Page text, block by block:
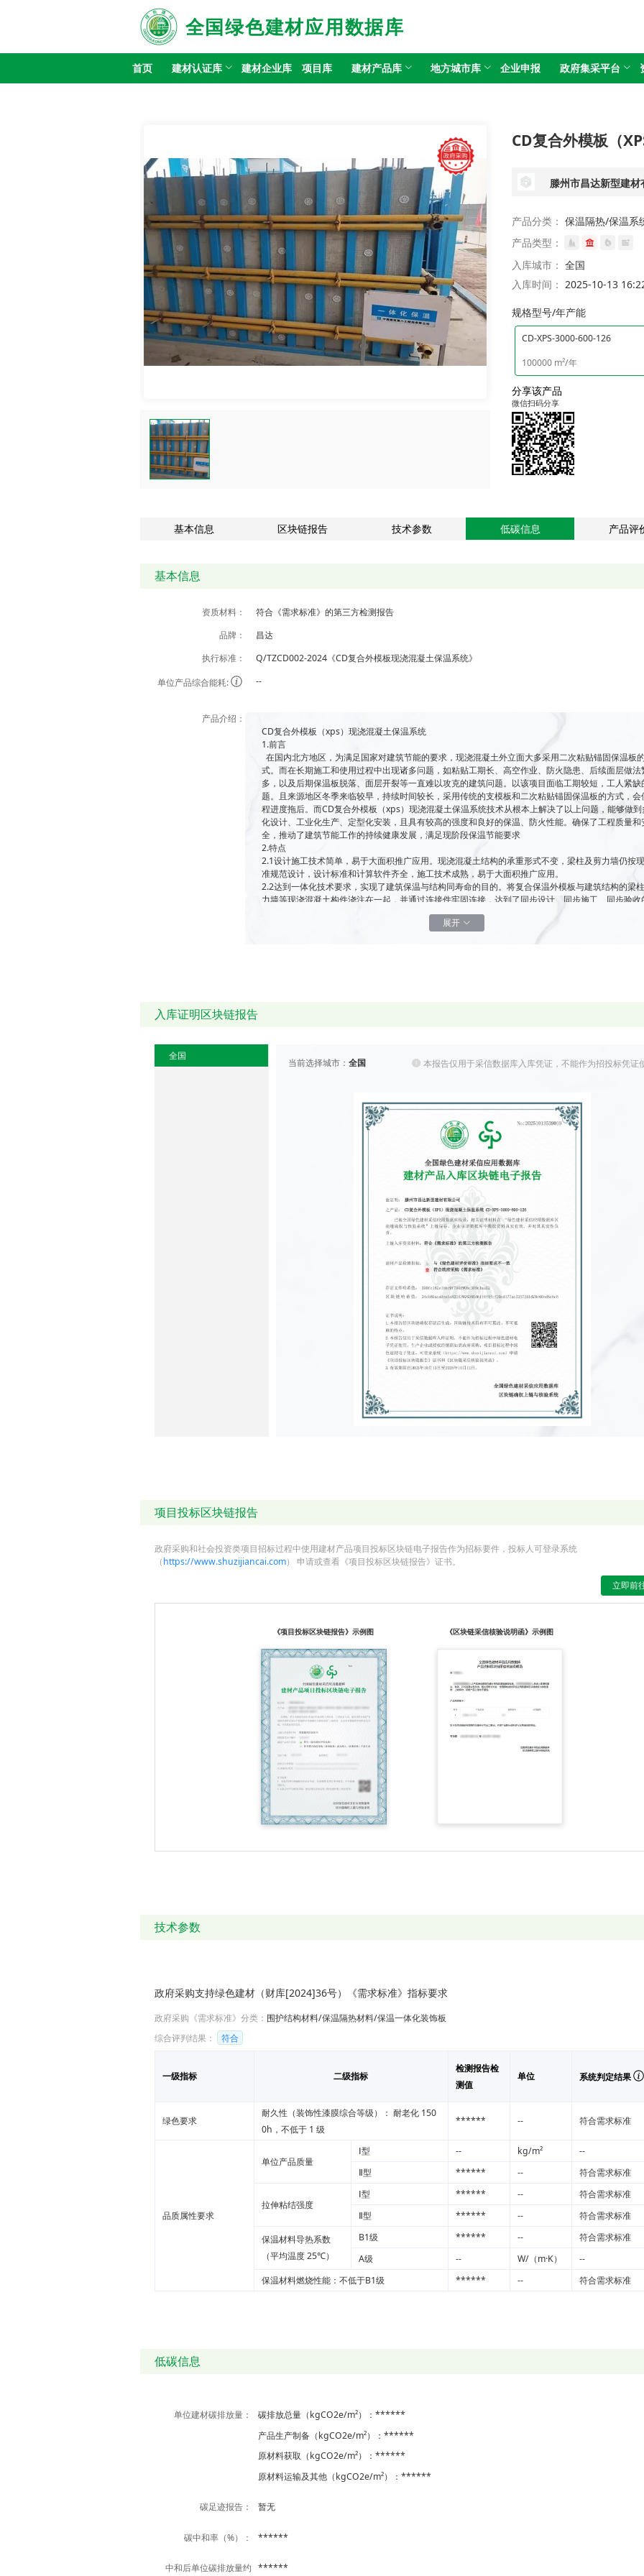
全国绿色建材应用数据库
首页 建材认证库 建材企业库 项目库 建材产品库 地方城市库 企业申报 政府集采平台
CD复合外模板（
滕州市昌达新型建材
产品分类： 保温隔热/保温系
产品类型：
入库城市： 全国
入库时间： 2025-10-13
规格型号/年产能
CD-XPS-3000-600-126
100000 m²/年
分享该产品
微信扫码分享
基本信息 区块链报告 技术参数 低碳信息 产品评
基本信息
资质材料：
符合《需求标准》的第三方检测报告
品牌：
昌达
执行标准：
Q/TZCD002-2024《CD复合外模板现浇混凝土保温系统》
单位产品综合能耗:
--
产品介绍：
CD复合外模板（xps）现浇混凝土保温系统
1.前言
在国内北方地区，为满足国家对建筑节能的要求，现浇混凝土外立面大多采用二次粘贴锚固保温板
式。而在长期施工和使用过程中出现诸多问题，如粘贴工期长、高空作业、防火隐患、后续面层做法
多，以及后期保温板脱落、面层开裂等一直难以攻克的建筑问题。以该项目面临工期较短，工人紧缺
题。且来源地区冬季来临较早，持续时间较长，采用传统的支模板和二次粘贴锚固保温板的方式，会
程进度拖后。而CD复合外模板（xps）现浇混凝土保温系统技术从根本上解决了以上问题，能够做
化设计、工业化生产、定型化安装，且具有较高的强度和良好的保温、防火性能。确保了工程质量和
全，推动了建筑节能工作的持续健康发展，满足现阶段保温节能要求
2.特点
2.1设计施工技术简单，易于大面积推广应用。现浇混凝土结构的承重形式不变，梁柱及剪力墙仍按
准规范设计，设计标准和计算软件齐全，施工技术成熟，易于大面积推广应用。
2.2达到一体化技术要求，实现了建筑保温与结构同寿命的目的。将复合保温外模板与建筑结构的梁
力墙等现浇混凝土构件浇注在一起，并通过连接件牢固连接，达到了同步设计、同步施工、同步验收
2.3采用多层结构设计型式，具有较高的强度和良好的保温、防火性能。复合保温外模板由保温层、
展开
入库证明区块链报告
全国
当前选择城市：全国 本报告仅用于采信数据库入库凭证，不能作为招投标凭证
项目投标区块链报告
政府采购和社会投资类项目招标过程中使用建材产品项目投标区块链电子报告作为招标要件，投标人可登录系统
（https://www.shuzijiancai.com） 申请或查看《项目投标区块链报告》证书。
立即前
《项目投标区块链报告》示例图 《区块链采信核验说明函》示例图
技术参数
政府采购支持绿色建材（财库[2024]36号）《需求标准》指标要求
政府采购《需求标准》分类： 围护结构材料/保温隔热材料/保温一体化装饰板
综合评判结果：
符合
一级指标 二级指标
检测报告检
测值
单位 系统判定结果
绿色要求
耐久性（装饰性漆膜综合等级）： 耐老化 150
0h，不低于 1 级
****** -- 符合需求标准
品质属性要求
单位产品质量
Ⅰ型 -- kg/m²
--
Ⅱ型
****** -- 符合需求标准
拉伸粘结强度
Ⅰ型 ****** --
符合需求标准
Ⅱ型
****** --
符合需求标准
保温材料导热系数
（平均温度 25℃）
B1级 ****** --
符合需求标准
A级
-- W/（m·K）
--
保温材料燃烧性能：不低于B1级
****** -- 符合需求标准
低碳信息
单位建材碳排放量：
碳排放总量（kgCO2e/m²）：******
产品生产制备（kgCO2e/m²）：******
原材料获取（kgCO2e/m²）：******
原材料运输及其他（kgCO2e/m²）：******
碳足迹报告： 暂无
碳中和率（%）： ******
中和后单位碳排放量约 ******